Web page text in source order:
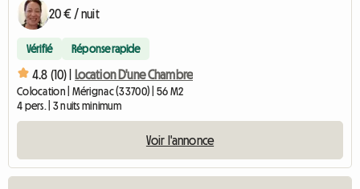
20 € / nuit
Vérifié Réponse rapide
4.8 (10) | Location D'une Chambre
Colocation | Mérignac (33700) | 56 M2
4 pers. | 3 nuits minimum
Voir l'annonce